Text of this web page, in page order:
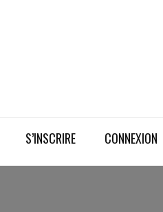
S’INSCRIRE CONNEXION